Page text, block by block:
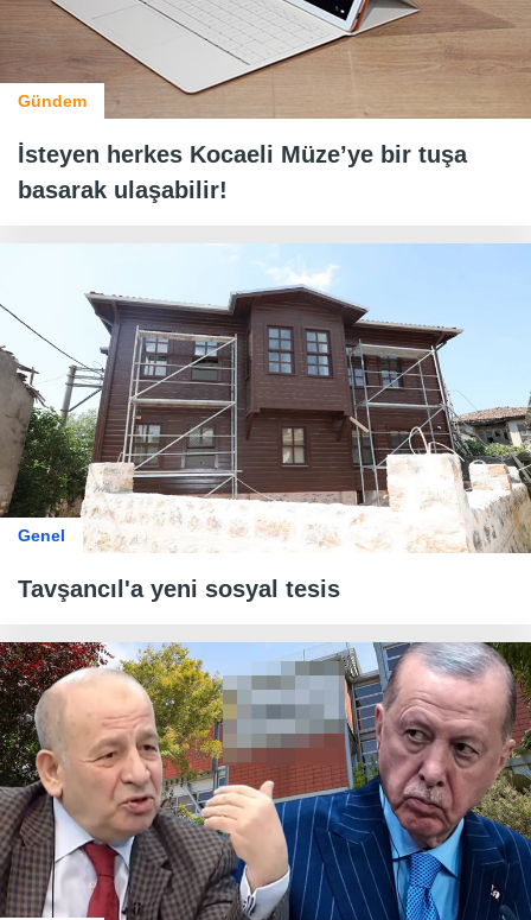
Gündem
İsteyen herkes Kocaeli Müze’ye bir tuşa
basarak ulaşabilir!
Genel
Tavşancıl'a yeni sosyal tesis